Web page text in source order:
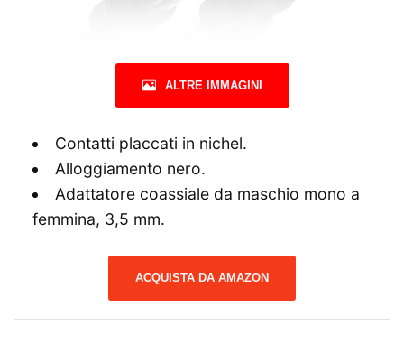
ALTRE IMMAGINI
Contatti placcati in nichel.
Alloggiamento nero.
Adattatore coassiale da maschio mono a
femmina, 3,5 mm.
ACQUISTA DA AMAZON